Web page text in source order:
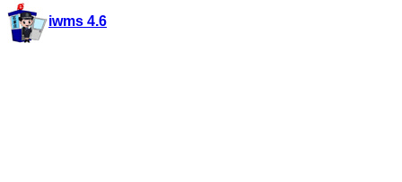
iwms 4.6